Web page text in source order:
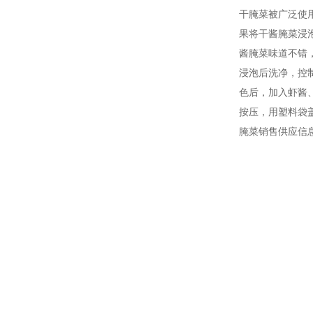
干腌菜被广泛使
果将干酱腌菜浸
酱腌菜味道不错
浸泡后洗净，控
色后，加入虾酱
按压，用塑料袋
腌菜销售供应信